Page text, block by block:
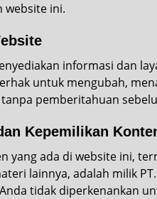
website ini.
informasi dan
untuk mengubah,
pemberitahuan
Kepemilikan
yang ada di website ini,
lainnya, adalah milik
tidak diperkenankan